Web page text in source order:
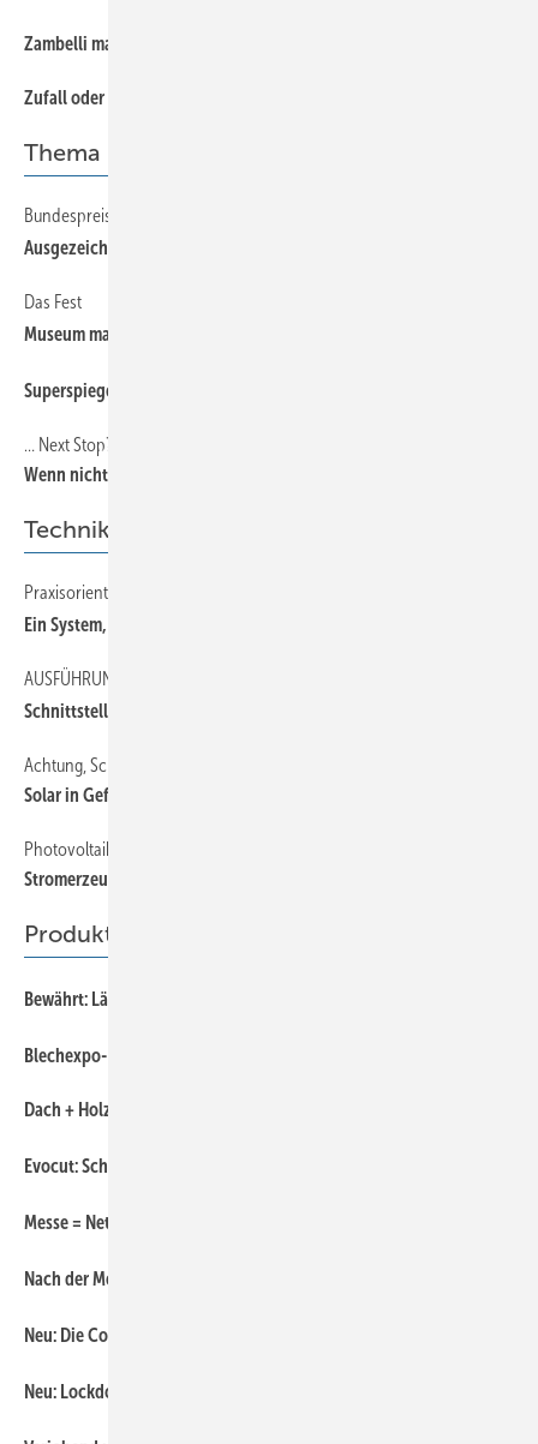
Zam belli macht Zukunft
Zufall oder Plan?
Thema
Bundespreis für Handwerk in der Denkmalpflege
A usgezeichnet
Das Fest
Museum mach t Zukunft
Superspiegel
… Next Stop?
Wenn nicht wir, wer dann?
Technik
Praxisorientiert
Ein S ystem, vier Lösungen
AUSFÜHRUNGSMÄNGEL VERMEIDEN, TEIL 3
Sch nittstellenplanung gut, (fast) alles gut!
Achtung, Schneelast
Solar in Gefahr
Photovoltaik
Stromerzeugung aus Klempnerhand
Produkte
Bewährt: Längs- und Querteilanlage X-Cut
Blechexpo-Erfolg für Schröder Group
Dach + Holz International 2024
Evocut: Schneiden und Stanzen in einem Arbeitsgang
Messe = Netzwerk = Fachaustausch
Nach der Messe ist vor der Messe
Neu: Die Coilfarm von Forstner
Neu: Lockdown-24-Kupferstück von Perkeo